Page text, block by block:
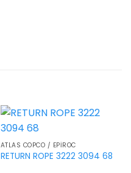
ATLAS COPCO / EPIROC
RETURN ROPE 3222 3094 68